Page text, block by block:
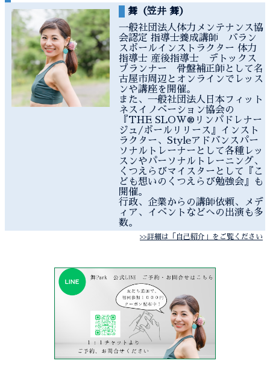
舞（笠井 舞）
一般社団法人体力メンテナンス協
会認定 指導士養成講師 バラン
スボールインストラクター 体力
指導士 産後指導士 デトックス
プランナー 骨盤補正師として名
古屋市周辺とオンラインでレッス
ンや講座を開催。
また、一般社団法人日本フィット
ネスイノベーション協会の
『THE SLOW®︎リンパドレナー
ジュ/ボールリリース』インスト
ラクター、Styleアドバンスパー
ソナルトレーナーとして各種レッ
スンやパーソナルトレーニング、
くつえらびマイスターとして『こ
ども想いのくつえらび勉強会』も
開催。
行政、企業からの講師依頼、メデ
ィア、イベントなどへの出演も多
数。
>>詳細は「自己紹介」をご覧ください